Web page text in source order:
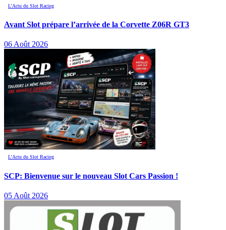
L’Actu du Slot Racing
Avant Slot prépare l’arrivée de la Corvette Z06R GT3
06 Août 2026
L’Actu du Slot Racing
SCP: Bienvenue sur le nouveau Slot Cars Passion !
05 Août 2026